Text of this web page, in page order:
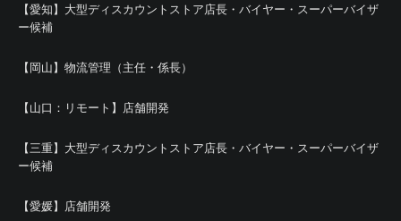
【愛知】大型ディスカウントストア店長・バイヤー・スーパーバイザ
ー候補
【岡山】物流管理（主任・係長）
【山口：リモート】店舗開発
【三重】大型ディスカウントストア店長・バイヤー・スーパーバイザ
ー候補
【愛媛】店舗開発